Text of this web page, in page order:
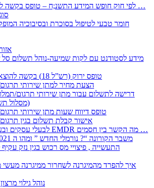
) 1998 ( לפי חוק חופש המידע התשנ;ח – טופס בקשה לקבלת …
חומר טבעי לטיפול בסוכרת ובסיבוכיה
טופס ירוק (רש”ל 18) בקשה להוצאת רישיון נהיגה
2352 – הצעת מחיר למתן שירותי
(מסלול
2356 – טופס דיווח שעות מתן שירותי
2357 – אישור קבלת תשלום בגין
– לבעלי עסקים ובעולם העבודה EMDR מה הקשר בין חסמים …
– משבר הקורונה “? נורמלי החדש ” ומהו ה 2021 איך תראה
נוהל גילוי